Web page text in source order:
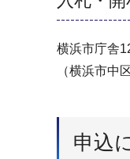
横浜市庁舎
（横浜市中
申込